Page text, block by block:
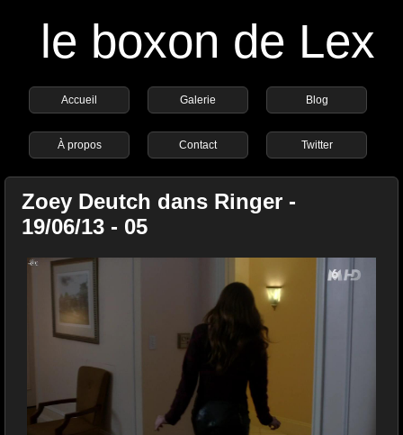
le boxon de Lex
Accueil Galerie Blog
À propos Contact Twitter
Zoey Deutch dans Ringer -
19/06/13 - 05